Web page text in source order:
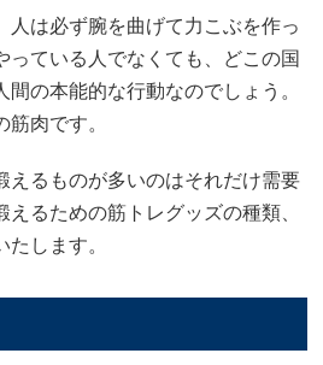
人は必ず腕を曲げて力こぶを作っ
っている人でなくても、どこの国
の本能的な行動なのでしょう。
肉です。
えるものが多いのはそれだけ需要
るための筋トレグッズの種類、
します。